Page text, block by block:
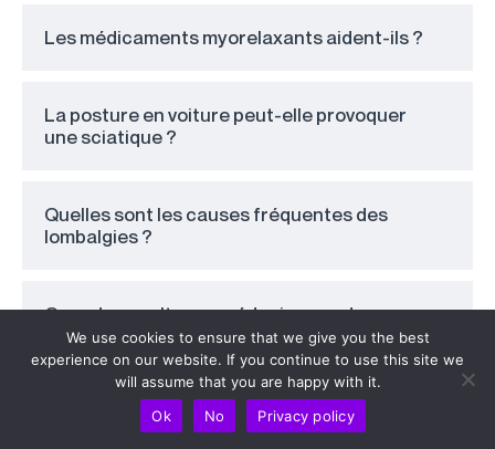
Les médicaments myorelaxants aident-ils ?
La posture en voiture peut-elle provoquer
une sciatique ?
Quelles sont les causes fréquentes des
lombalgies ?
Quand consulter un médecin pour des
douleurs lombaires ou une sciatique ?
La raideur matinale est-elle normale ?
We use cookies to ensure that we give you the best
experience on our website. If you continue to use this site we
will assume that you are happy with it.
Ok
No Privacy policy